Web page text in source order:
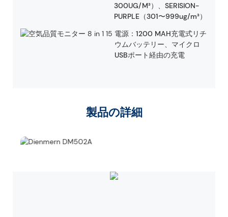
300UG/M³）、SERISION-
PURPLE（301〜999ug/m³）
電源：1200 MAH充電式リチ
ウムバッテリー、マイクロ
USBポート経由の充電
製品の詳細